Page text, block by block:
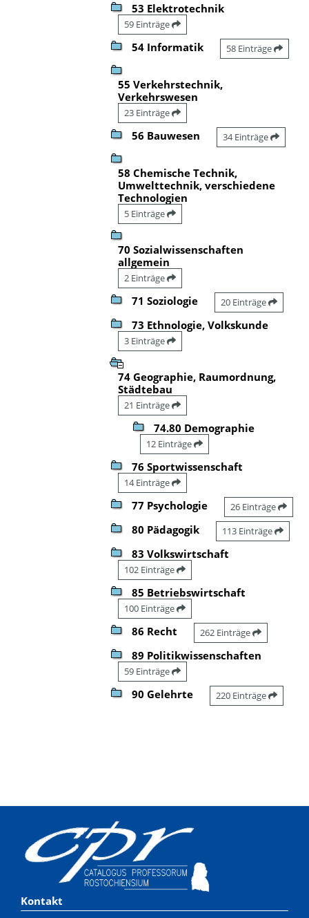
53 Elektrotechnik
59 Einträge
54 Informatik 58 Einträge
55 Verkehrstechnik,
Verkehrswesen
23 Einträge
56 Bauwesen 34 Einträge
58 Chemische Technik,
Umwelttechnik, verschiedene
Technologien
5 Einträge
70 Sozialwissenschaften
allgemein
2 Einträge
71 Soziologie 20 Einträge
73 Ethnologie, Volkskunde
3 Einträge
74 Geographie, Raumordnung,
Städtebau
21 Einträge
74.80 Demographie
12 Einträge
76 Sportwissenschaft
14 Einträge
77 Psychologie 26 Einträge
80 Pädagogik 113 Einträge
83 Volkswirtschaft
102 Einträge
85 Betriebswirtschaft
100 Einträge
86 Recht 262 Einträge
89 Politikwissenschaften
59 Einträge
90 Gelehrte 220 Einträge
Kontakt